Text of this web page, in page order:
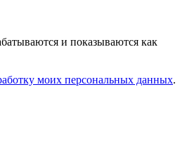
и показываются как
моих персональных данных.